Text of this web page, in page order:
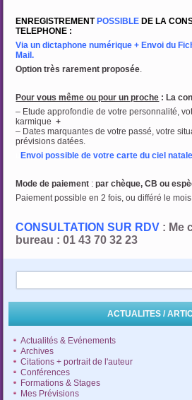
ENREGISTREMENT POSSIBLE DE LA
TELEPHONE :
Via un dictaphone numérique + Envoi du
Mail.
Option très rarement proposée.
Pour vous même ou pour un proche : La
– Etude approfondie de votre personnalité,
karmique+
– Dates marquantes de votre passé, votre
prévisions datées.
Envoi possible de votre carte du ciel
Mode de paiement :par chèque, CB ou
Paiement possible en 2 fois, ou différé le
CONSULTATION SUR RDV : Me
bureau : 01 43 70 32 23
ACTUALITES /
Actualités & Evénements
Archives
Citations + portrait de l'auteur
Conférences
Formations & Stages
Mes Prévisions